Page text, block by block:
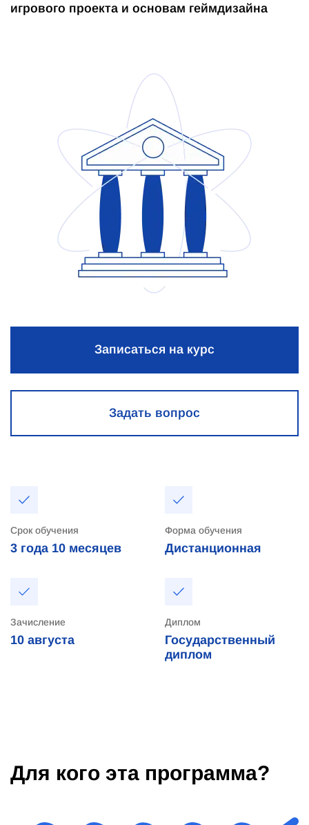
игрового проекта и основам геймдизайна
Записаться на курс
Задать вопрос
Срок обучения
3 года 10 месяцев
Форма обучения
Дистанционная
Зачисление
10 августа
Диплом
Государственный
диплом
Для кого эта программа?